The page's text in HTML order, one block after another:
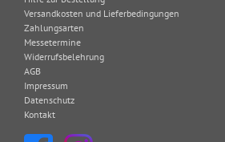
Versandkosten und Lieferbedingungen
Zahlungsarten
Messetermine
Widerrufsbelehrung
AGB
Impressum
Datenschutz
Kontakt